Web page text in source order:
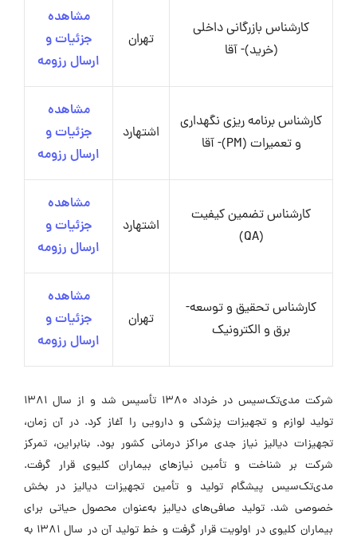
کارشناس بازرگانی داخلی
(خرید)- آقا
تهران
مشاهده
جزئیات و
ارسال رزومه
کارشناس برنامه ریزی نگهداری
و تعمیرات (PM)- آقا
اشتهارد
مشاهده
جزئیات و
ارسال رزومه
کارشناس تضمین کیفیت
(QA)
اشتهارد
مشاهده
جزئیات و
ارسال رزومه
کارشناس تحقیق و توسعه-
برق و الکترونیک
تهران
مشاهده
جزئیات و
ارسال رزومه
شرکت مدی‌تک‌سیس در خرداد 1380 تأسیس شد و از سال 1381
تولید لوازم و تجهیزات پزشکی و دارویی را آغاز کرد. در آن زمان،
تجهیزات دیالیز نیاز جدی مراکز درمانی کشور بود. بنابراین، تمرکز
شرکت بر شناخت و تأمین نیازهای بیماران کلیوی قرار گرفت.
مدی‌تک‌سیس پیشگام تولید و تأمین تجهیزات دیالیز در بخش
خصوصی شد. تولید صافی‌های دیالیز به‌عنوان محصول حیاتی برای
بیماران کلیوی در اولویت قرار گرفت و خط تولید آن در سال 1381 به